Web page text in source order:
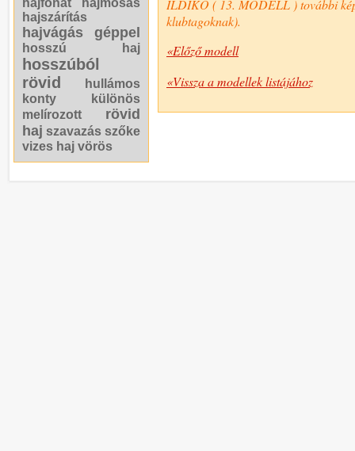
hajfonat
hajmosás
hajszárítás
hajvágás géppel
hosszú haj
hosszúból
rövid
hullámos
konty
különös
melírozott
rövid
haj szavazás szőke
vizes haj vörös
ILDIKÓ ( 13. MODELL ) további
klubtagoknak).
«Előző modell
«Vissza a modellek listájához